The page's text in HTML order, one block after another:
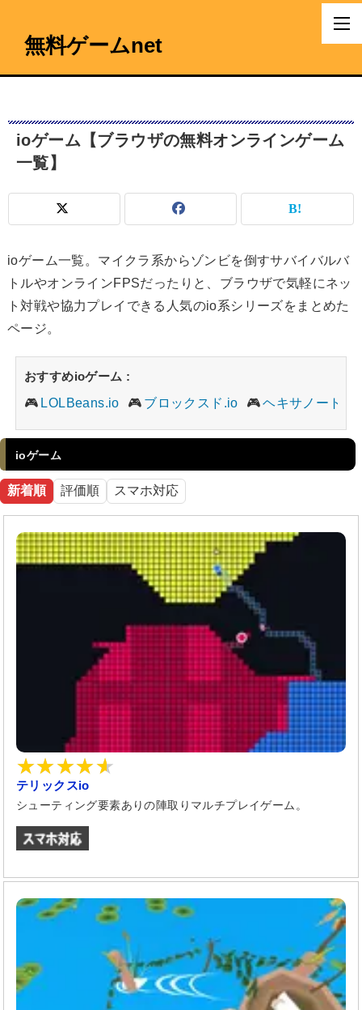
無料ゲームnet
ioゲーム【ブラウザの無料オンラインゲーム
一覧】
ioゲーム一覧。マイクラ系からゾンビを倒すサバイバルバ
トルやオンラインFPSだったりと、ブラウザで気軽にネッ
ト対戦や協力プレイできる人気のio系シリーズをまとめた
ページ。
おすすめioゲーム :
LOLBeans.io
ブロックスド.io ヘキサノート
ioゲーム
新着順 評価順 スマホ対応
テリックスio
シューティング要素ありの陣取りマルチプレイゲーム。